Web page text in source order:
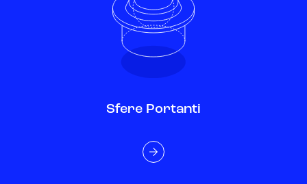
Sfere Portanti